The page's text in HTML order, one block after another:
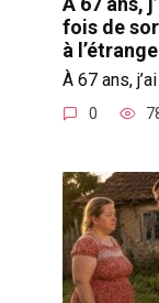
fois de
à
À 67 ans,
0